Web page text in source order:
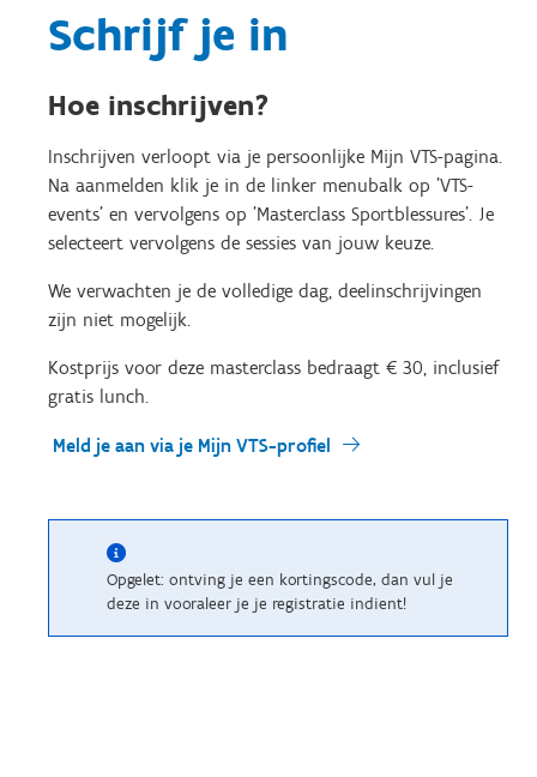
Schrijf je in
Hoe inschrijven?
Inschrijven verloopt via je persoonlijke Mijn VTS-pagina.
Na aanmelden klik je in de linker menubalk op 'VTS-
events' en vervolgens op 'Masterclass Sportblessures'. Je
selecteert vervolgens de sessies van jouw keuze.
We verwachten je de volledige dag, deelinschrijvingen
zijn niet mogelijk.
Kostprijs voor deze masterclass bedraagt € 30, inclusief
gratis lunch.
Meld je aan via je Mijn VTS-profiel
Opgelet: ontving je een kortingscode, dan vul je
deze in vooraleer je je registratie indient!